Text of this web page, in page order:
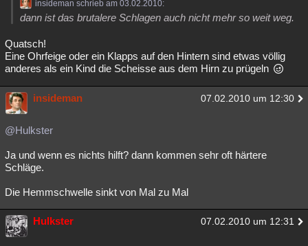
insideman schrieb am 03.02.2010:
dann ist das brutalere Schlagen auch nicht mehr so weit weg.
Quatsch!
Eine Ohrfeige oder ein Klapps auf den Hintern sind etwas völlig
anderes als ein Kind die Scheisse aus dem Hirn zu prügeln
insideman 07.02.2010 um 12:30
@Hulkster
Ja und wenn es nichts hilft? dann kommen sehr oft härtere
Schläge.
Die Hemmschwelle sinkt von Mal zu Mal
Hulkster 07.02.2010 um 12:31